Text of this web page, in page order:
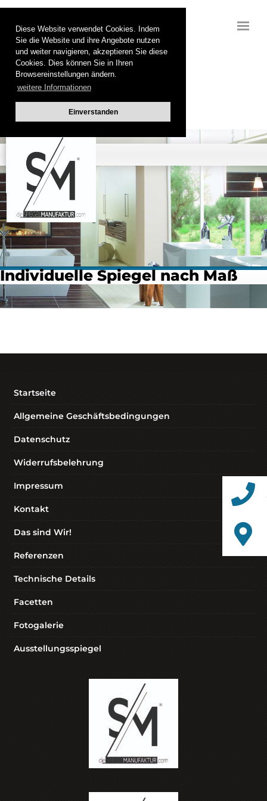
Diese Website verwendet Cookies. Indem
Sie die Website und ihre Angebote nutzen
und weiter navigieren, akzeptieren Sie diese
Cookies. Dies können Sie in Ihren
Browsereinstellungen ändern.
weitere Informationen
Einverstanden
Individuelle Spiegel nach Maß
Startseite
Allgemeine Geschäftsbedingungen
Datenschutz
Widerrufsbelehrung
Impressum
Kontakt
Das sind Wir!
Referenzen
Technische Details
Facetten
Fotogalerie
Ausstellungsspiegel